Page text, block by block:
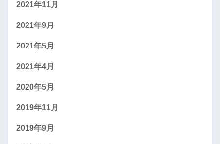
2021年11月
2021年9月
2021年5月
2021年4月
2020年5月
2019年11月
2019年9月